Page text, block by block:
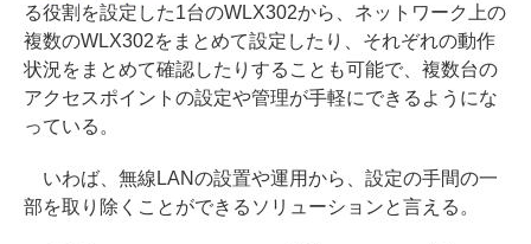
る役割を設定した1台のWLX302から、ネットワーク上の
複数のWLX302をまとめて設定したり、それぞれの動作
状況をまとめて確認したりすることも可能で、複数台の
アクセスポイントの設定や管理が手軽にできるようにな
っている。
いわば、無線LANの設置や運用から、設定の手間の一
部を取り除くことができるソリューションと言える。